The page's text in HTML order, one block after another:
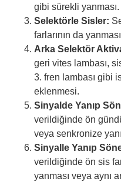
gibi sürekli yanması.
Selektörle Sisler:
farlarının da
Arka Selektör
geri vites lambası,
3. fren lambası gibi
eklenmesi.
Sinyalde Yanıp
verildiğinde ön
veya senkronize
Sinyalle Yanıp
verildiğinde ön sis
yanması veya aynı